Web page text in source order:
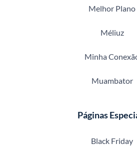
Melhor Plano
Méliuz
Minha
Muambator
Páginas
Black Friday